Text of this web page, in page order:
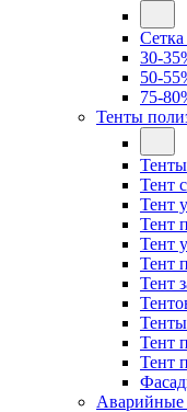
30-
50-
75-
Тенты
Тент
Тент
Тент
Тент
Тент
Тент
Тент
Тент
Аварийные